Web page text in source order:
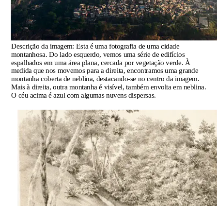
Descrição da imagem: Esta é uma fotografia de uma cidade
montanhosa. Do lado esquerdo, vemos uma série de edifícios
espalhados em uma área plana, cercada por vegetação verde. À
medida que nos movemos para a direita, encontramos uma grande
montanha coberta de neblina, destacando-se no centro da imagem.
Mais à direita, outra montanha é visível, também envolta em neblina.
O céu acima é azul com algumas nuvens dispersas.